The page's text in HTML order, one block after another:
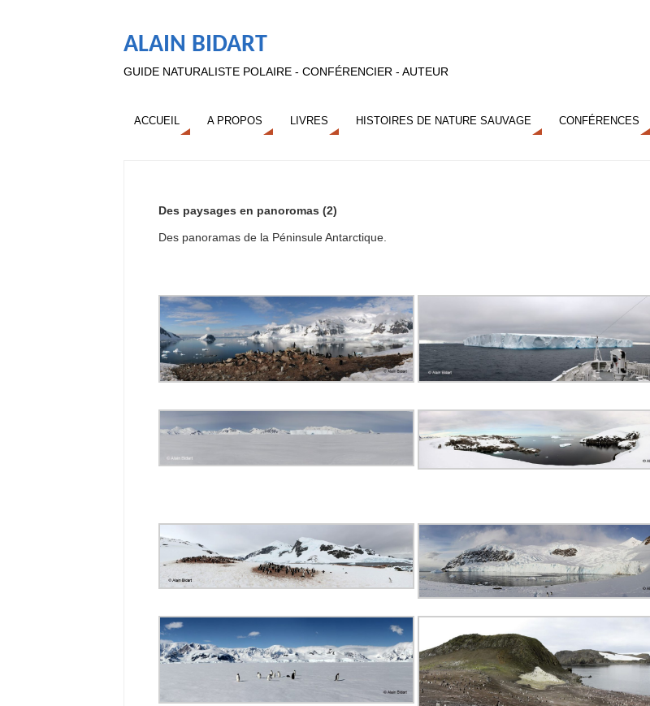
ALAIN BIDART
GUIDE NATURALISTE POLAIRE - CONFÉRENCIER - AUTEUR
ACCUEIL A PROPOS LIVRES HISTOIRES DE NATURE SAUVAGE CONFÉRENCES
Des paysages en panoromas (2)
Des panoramas de la Péninsule Antarctique.